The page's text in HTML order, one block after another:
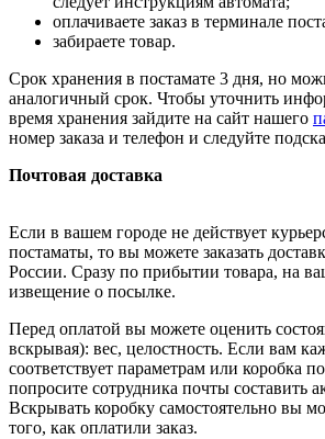
оплачиваете заказ в терминале
забираете товар.
Срок хранения в постамате 3 дня, но
аналогичный срок. Чтобы уточнить
время хранения зайдите на сайт нашего
номер заказа и телефон и следуйте
Почтовая доставка
Если в вашем городе не действует
постаматы, то вы можете заказать
России. Сразу по прибытии товара, на
извещение о посылке.
Перед оплатой вы можете оценить
вскрывая): вес, целостность. Если вам
соответствует параметрам или коробка
попросите сотрудника почты составить
Вскрывать коробку самостоятельно вы
того, как оплатили заказ.